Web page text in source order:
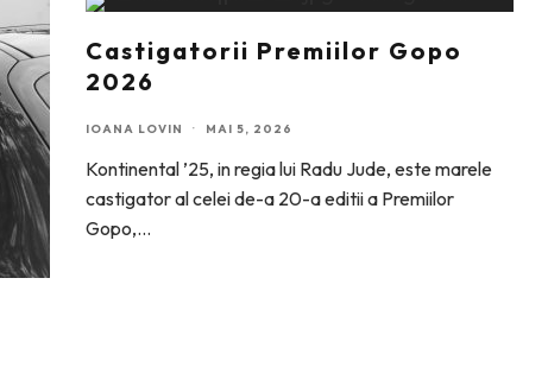
Castigatorii Premiilor Gopo
2026
IOANA LOVIN · MAI 5, 2026
Kontinental ’25, in regia lui Radu Jude, este marele
castigator al celei de-a 20-a editii a Premiilor
Gopo,...